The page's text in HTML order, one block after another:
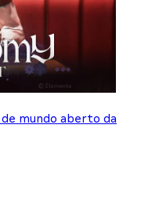
de mundo aberto da